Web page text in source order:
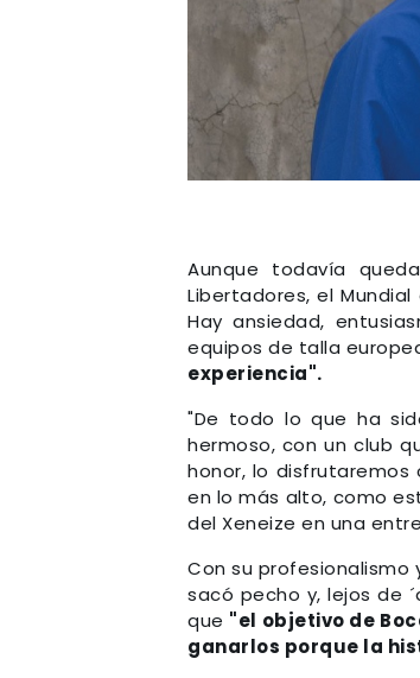
Aunque todavía
Libertadores, el
Hay ansiedad,
equipos de talla
experiencia".
"De todo lo que ha
hermoso, con un club
honor, lo
en lo más alto, como
del Xeneize en una
Con su
sacó pecho y, lejos de
que "el objetivo de
ganarlos porque la